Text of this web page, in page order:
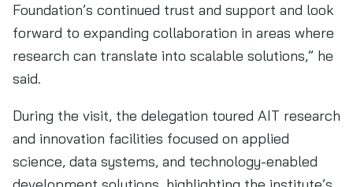
Foundation’s continued trust and support and look
forward to expanding collaboration in areas where
research can translate into scalable solutions,” he
said.
During the visit, the delegation toured AIT research
and innovation facilities focused on applied
science, data systems, and technology-enabled